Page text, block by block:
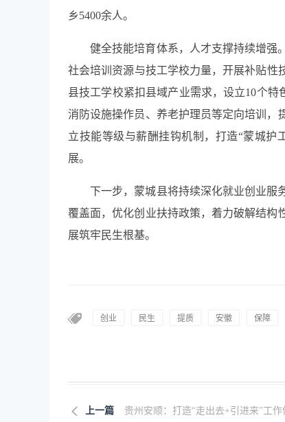
乡5400余人。
健全技能培育体系，人才支撑持续增强
社会培训资源与技工学校力量，开展补贴性
县技工学校紧扣县域产业需求，设立10个特
消防设施操作员、养老护理员等定向培训，
立技能等级与薪酬挂钩机制，打造“蒙城护
展。
下一步，蒙城县将持续深化就业创业服
覆盖面，优化创业扶持政策，着力破解结构
展筑牢民生根基。
创业 民生 提质 安徽 保障
上一篇 贵州安顺：打造“走出去+引进来”工作